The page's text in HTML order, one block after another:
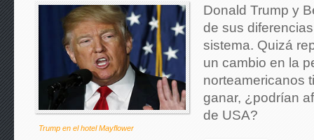
Trump en el hotel Mayflower
Donald Trump y
de sus
sistema. Quizá
un cambio en la
norteamericanos
ganar, ¿podrían
de USA?